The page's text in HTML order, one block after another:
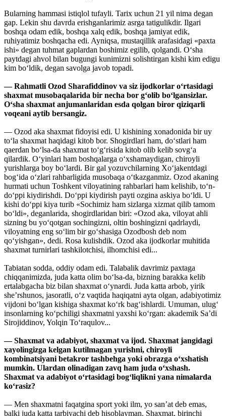
Bularning hammasi istiqlol tufayli. Tarix uchun 21 yil nima degan
gap. Lekin shu davrda erishganlarimiz asrga tatigulikdir. Ilgari
boshqa odam edik, boshqa xalq edik, boshqa jamiyat edik,
ruhiyatimiz boshqacha edi. Ayniqsa, mustaqillik arafasidagi «paxta
ishi» degan tuhmat gaplardan boshimiz egilib, qolgandi. O‘sha
paytdagi ahvol bilan bugungi kunimizni solishtirgan kishi kim edigu
kim bo‘ldik, degan savolga javob topadi.
— Rahmatli Ozod Sharafiddinov va siz ijodkorlar o‘rtasidagi
shaxmat musobaqalarida bir necha bor g‘olib bo‘lgansizlar.
O‘sha shaxmat anjumanlaridan esda qolgan biror qiziqarli
voqeani aytib bersangiz.
— Ozod aka shaxmat fidoyisi edi. U kishining xonadonida bir uy
to‘la shaxmat haqidagi kitob bor. Shogirdlari ham, do‘stlari ham
qaerdan bo‘lsa-da shaxmat to‘g‘risida kitob olib kelib sovg‘a
qilardik. O‘yinlari ham boshqalarga o‘xshamaydigan, chiroyli
yurishlarga boy bo‘lardi. Bir gal yozuvchilarning Xo‘jakentdagi
bog‘ida o‘zlari rahbarligida musobaqa o‘tkazganmiz. Ozod akaning
hurmati uchun Toshkent viloyatining rahbarlari ham kelishib, to‘n-
do‘ppi kiydirishdi. Do‘ppi kiydirish payti ozgina askiya bo‘ldi. U
kishi do‘ppi kiya turib «Sochimiz ham sizlarga xizmat qilib tamom
bo‘ldi», deganlarida, shogirdlaridan biri: «Ozod aka, viloyat ahli
sizning bu yo‘qotgan sochingizni, oltin boshingizni qadrlaydi,
viloyatning eng so‘lim bir go‘shasiga Ozodbosh deb nom
qo‘yishgan», dedi. Rosa kulishdik. Ozod aka ijodkorlar muhitida
shaxmat turnirlari tashkilotchisi, ilhomchisi edi...
Tabiatan sodda, oddiy odam edi. Talabalik davrimiz paxtaga
chiqqanimizda, juda katta olim bo‘lsa-da, bizning barakka kelib
ertalabgacha biz bilan shaxmat o‘ynardi. Juda katta arbob, yirik
she’rshunos, jasoratli, o‘z vaqtida haqiqatni ayta olgan, adabiyotimiz
vijdoni bo‘lgan kishiga shaxmat ko‘rk bag‘ishlardi. Umuman, ulug‘
insonlarning ko‘pchiligi shaxmatni yaxshi ko‘rgan: akademik Sa’di
Sirojiddinov, Yolqin To‘raqulov...
— Shaxmat va adabiyot, shaxmat va ijod. Shaxmat jangidagi
xayolingizga kelgan kutilmagan yurishni, chiroyli
kombinatsiyani betakror tashbehga yoki obrazga o‘xshatish
mumkin. Ulardan olinadigan zavq ham juda o‘xshash.
Shaxmat va adabiyot o‘rtasidagi bog‘liqlikni yana nimalarda
ko‘rasiz?
— Men shaxmatni faqatgina sport yoki ilm, yo san’at deb emas,
balki juda katta tarbiyachi deb hisoblayman. Shaxmat, birinchi